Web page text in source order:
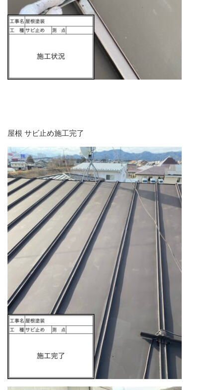
屋根 サビ止め施工完了